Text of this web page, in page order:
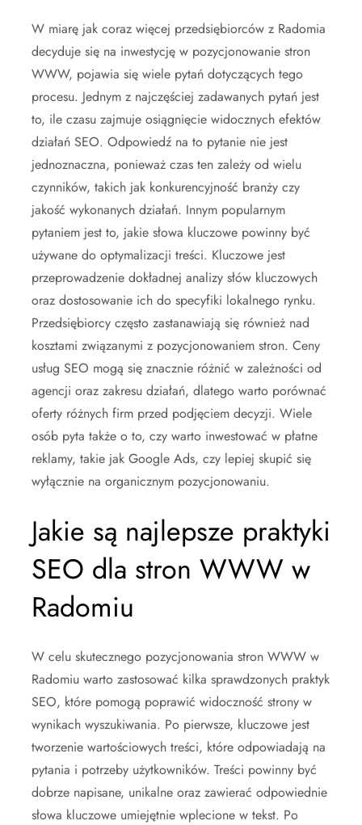
W miarę jak coraz więcej przedsiębiorców z Radomia
decyduje się na inwestycję w pozycjonowanie stron
WWW, pojawia się wiele pytań dotyczących tego
procesu. Jednym z najczęściej zadawanych pytań jest
to, ile czasu zajmuje osiągnięcie widocznych efektów
działań SEO. Odpowiedź na to pytanie nie jest
jednoznaczna, ponieważ czas ten zależy od wielu
czynników, takich jak konkurencyjność branży czy
jakość wykonanych działań. Innym popularnym
pytaniem jest to, jakie słowa kluczowe powinny być
używane do optymalizacji treści. Kluczowe jest
przeprowadzenie dokładnej analizy słów kluczowych
oraz dostosowanie ich do specyfiki lokalnego rynku.
Przedsiębiorcy często zastanawiają się również nad
kosztami związanymi z pozycjonowaniem stron. Ceny
usług SEO mogą się znacznie różnić w zależności od
agencji oraz zakresu działań, dlatego warto porównać
oferty różnych firm przed podjęciem decyzji. Wiele
osób pyta także o to, czy warto inwestować w płatne
reklamy, takie jak Google Ads, czy lepiej skupić się
wyłącznie na organicznym pozycjonowaniu.
Jakie są najlepsze praktyki
SEO dla stron WWW w
Radomiu
W celu skutecznego pozycjonowania stron WWW w
Radomiu warto zastosować kilka sprawdzonych praktyk
SEO, które pomogą poprawić widoczność strony w
wynikach wyszukiwania. Po pierwsze, kluczowe jest
tworzenie wartościowych treści, które odpowiadają na
pytania i potrzeby użytkowników. Treści powinny być
dobrze napisane, unikalne oraz zawierać odpowiednie
słowa kluczowe umiejętnie wplecione w tekst. Po